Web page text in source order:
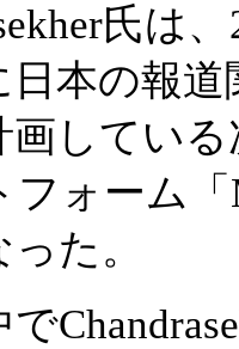
氏は
日本の報
画してい
フォーム
た。